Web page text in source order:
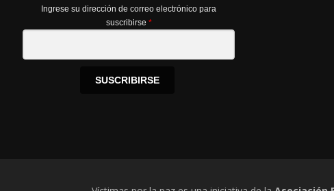
Ingrese su dirección de correo electrónico para
suscribirse *
SUSCRIBIRSE